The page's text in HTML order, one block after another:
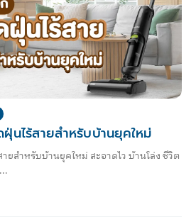
นไร้สายสำหรับบ้านยุคใหม่
ยสำหรับบ้านยุคใหม่ สะอาดไว บ้านโล่ง ชีวิต
...